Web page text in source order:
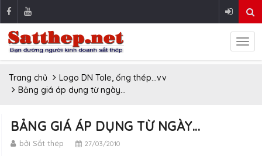
Trang chủ
Logo DN Tole, ống thép...vv
Bảng giá áp dụng từ ngày...
BẢNG GIÁ ÁP DỤNG TỪ NGÀY...
bởi Sắt thép 27/03/2010